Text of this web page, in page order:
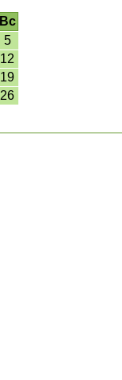
Вс
5
12
19
26